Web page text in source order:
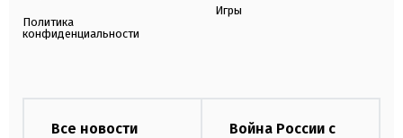
Политика
конфиденциальности
Игры
Все новости
Война России с